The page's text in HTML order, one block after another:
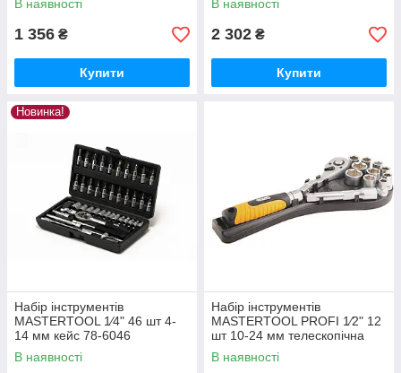
В наявності
1 356 ₴
Купити
В наявності
2 302 ₴
Купити
Новинка!
Набір інструментів
MASTERTOOL 1⁄4" 46 шт 4-
14 мм кейс 78-6046
В наявності
Набір інструментів
MASTERTOOL PROFI 1⁄2" 12
шт 10-24 мм телескопічна
тріскачка CrV50BV30 ракетка
78-1213
В наявності